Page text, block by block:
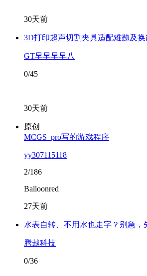
30天前
3D打印超声切割夹具适配难题及
GT早早早早八
0/45
30天前
原创
MCGS_pro写的游戏程序
yy307115118
2/186
Balloonred
27天前
水表自转、不用水也走字？别急，
腾越科技
0/36